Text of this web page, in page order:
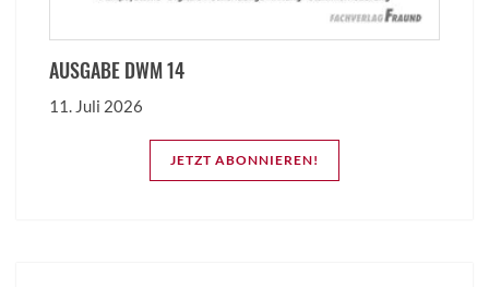
AUSGABE DWM 14
11. Juli 2026
JETZT ABONNIEREN!